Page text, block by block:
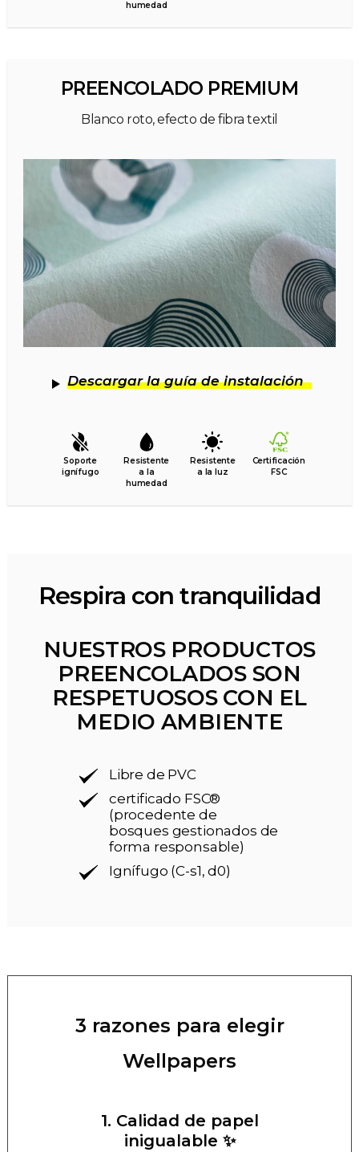
humedad
PREENCOLADO PREMIUM
Blanco roto, efecto de fibra textil
Descargar la guía de instalación
Soporte
ignífugo
Resistente
a la
humedad
Resistente
a la luz
Certificación
FSC
Respira con tranquilidad
NUESTROS PRODUCTOS
PREENCOLADOS SON
RESPETUOSOS CON EL
MEDIO AMBIENTE
Libre de PVC
certificado FSC®
(procedente de
bosques gestionados de
forma responsable)
Ignífugo (C-s1, d0)
3 razones para elegir
Wellpapers
1. Calidad de papel
inigualable ✨